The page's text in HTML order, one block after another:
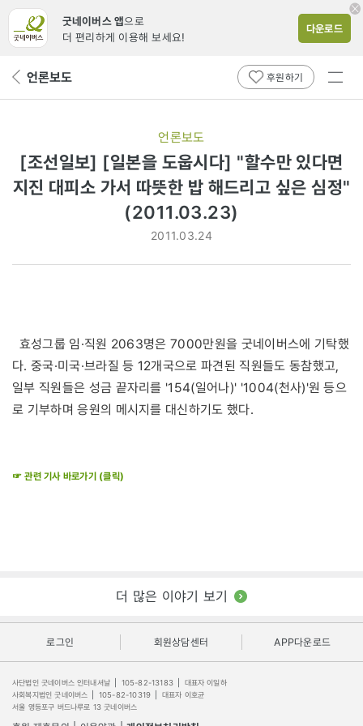
굿네이버스 앱으로
더 편리하게 이용해 보세요!
다운로드
뒤 언론보도 후원하기
전체
언론보도
[조선일보] [일본을 도웁시다] "할수만 있다면
지진 대피소 가서 따뜻한 밥 해드리고 싶은 심정"
(2011.03.23)
2011.03.24
효성그룹 임·직원 2063명은 7000만원을 굿네이버스에 기탁했
다. 중국·미국·브라질 등 12개국으로 파견된 직원들도 동참했고,
일부 직원들은 성금 끝자리를 '154(일어나)' '1004(천사)'원 등으
로 기부하며 응원의 메시지를 대신하기도 했다.
☞ 관련 기사 바로가기 (클릭)
더 많은 이야기 보기
로그인 회원상담센터 APP다운로드
사단법인 굿네이버스 인터내셔날 105-82-13183
대표자 이일하
사회복지법인 굿네이버스
105-82-10319
대표자 이호균
서울 영등포구 버드나루로 13 굿네이버스